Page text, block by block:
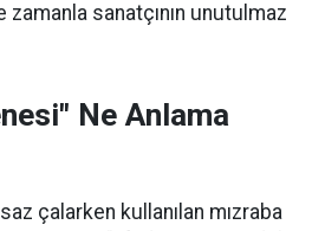
zamanla sanatçının unutulmaz
Ne Anlama
çalarken kullanılan mızraba